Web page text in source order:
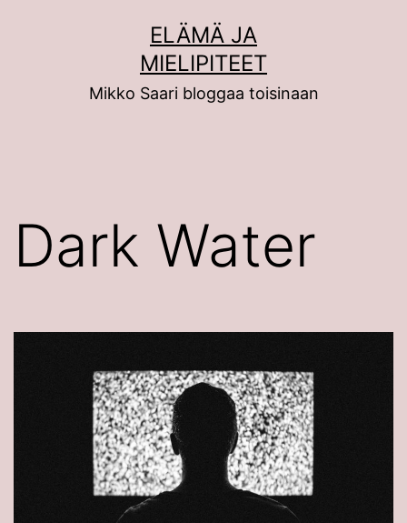
ELÄMÄ JA
MIELIPITEET
Mikko Saari bloggaa toisinaan
Dark Water